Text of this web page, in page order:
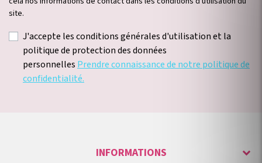
site.
J'accepte les conditions générales d'utilisation et la
politique de protection des données
personnelles Prendre connaissance de notre politique de
confidentialité.
INFORMATIONS